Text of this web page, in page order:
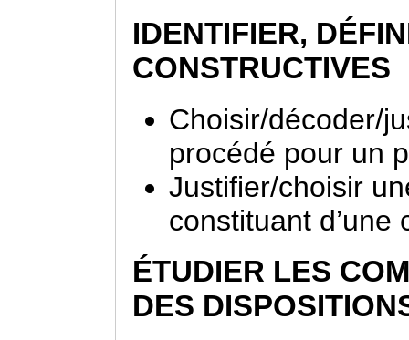
IDENTIFIER,
CONSTRUCTIVES
Choisir/décoder/
procédé pour un
Justifier/choisir
constituant
ÉTUDIER LES
DES